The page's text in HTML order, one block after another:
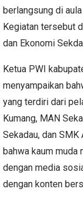
berlangsung di
Kegiatan tersebut
dan Ekonomi
Ketua PWI
menyampaikan
yang terdiri dari
Kumang, MAN
Sekadau, dan SMK
bahwa kaum muda
dengan media
dengan konten